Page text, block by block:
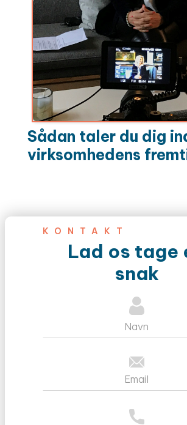
Sådan taler du dig
virksomhedens
KONTAKT
Lad os tage
snak